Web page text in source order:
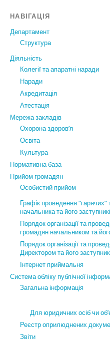
НАВІГАЦІЯ
Департамент
Структура
Діяльність
Колегії та апаратні наради
Наради
Акредитація
Атестація
Мережа закладів
Охорона здоров’я
Освіта
Культура
Нормативна база
Прийом громадян
Особистий прийом
Графік проведення
начальника та його
Порядок організації та
громадян начальником та
Порядок організації та
Директором та його
Інтернет приймальня
Система обліку публічної
Загальна інформація
Для юридичних осіб чи
Реєстр оприлюднених
Звіти